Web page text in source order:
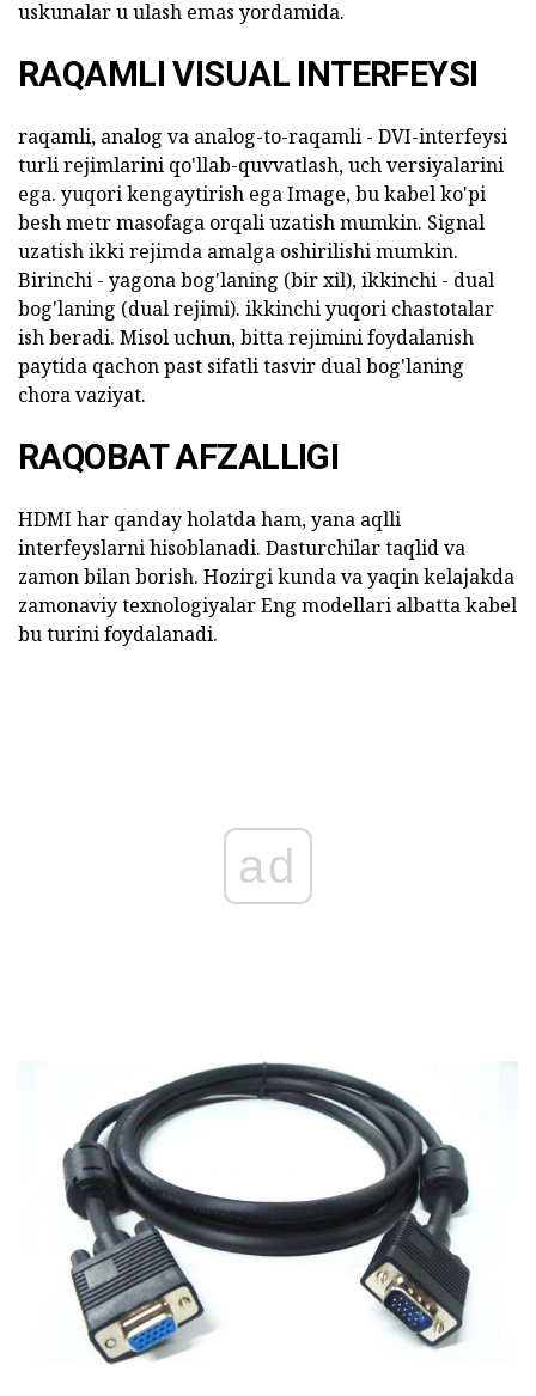
uskunalar u ulash emas yordamida.
RAQAMLI VISUAL INTERFEYSI
raqamli, analog va analog-to-raqamli - DVI-interfeysi
turli rejimlarini qo'llab-quvvatlash, uch versiyalarini
ega. yuqori kengaytirish ega Image, bu kabel ko'pi
besh metr masofaga orqali uzatish mumkin. Signal
uzatish ikki rejimda amalga oshirilishi mumkin.
Birinchi - yagona bog'laning (bir xil), ikkinchi - dual
bog'laning (dual rejimi). ikkinchi yuqori chastotalar
ish beradi. Misol uchun, bitta rejimini foydalanish
paytida qachon past sifatli tasvir dual bog'laning
chora vaziyat.
RAQOBAT AFZALLIGI
HDMI har qanday holatda ham, yana aqlli
interfeyslarni hisoblanadi. Dasturchilar taqlid va
zamon bilan borish. Hozirgi kunda va yaqin kelajakda
zamonaviy texnologiyalar Eng modellari albatta kabel
bu turini foydalanadi.
ad